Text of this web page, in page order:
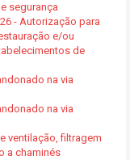
segurança
- Autorização para
e/ou
de
na via
na via
ventilação, filtragem
a chaminés